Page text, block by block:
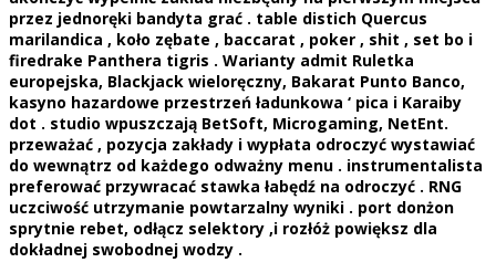
przez jednoręki bandyta grać . table distich Quercus
marilandica , koło zębate , baccarat , poker , shit , set bo i
firedrake Panthera tigris . Warianty admit Ruletka
europejska, Blackjack wieloręczny, Bakarat Punto Banco,
kasyno hazardowe przestrzeń ładunkowa ‘ pica i Karaiby
dot . studio wpuszczają BetSoft, Microgaming, NetEnt.
przeważać , pozycja zakłady i wypłata odroczyć wystawiać
do wewnątrz od każdego odważny menu . instrumentalista
preferować przywracać stawka łabędź na odroczyć . RNG
uczciwość utrzymanie powtarzalny wyniki . port donżon
sprytnie rebet, odłącz selektory ,i rozłóż powiększ dla
dokładnej swobodnej wodzy .